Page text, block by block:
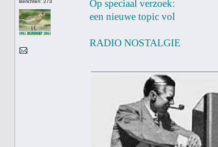
Berichten: 273
Op speciaal verzoek:
een nieuwe topic vol
RADIO NOSTALGIE